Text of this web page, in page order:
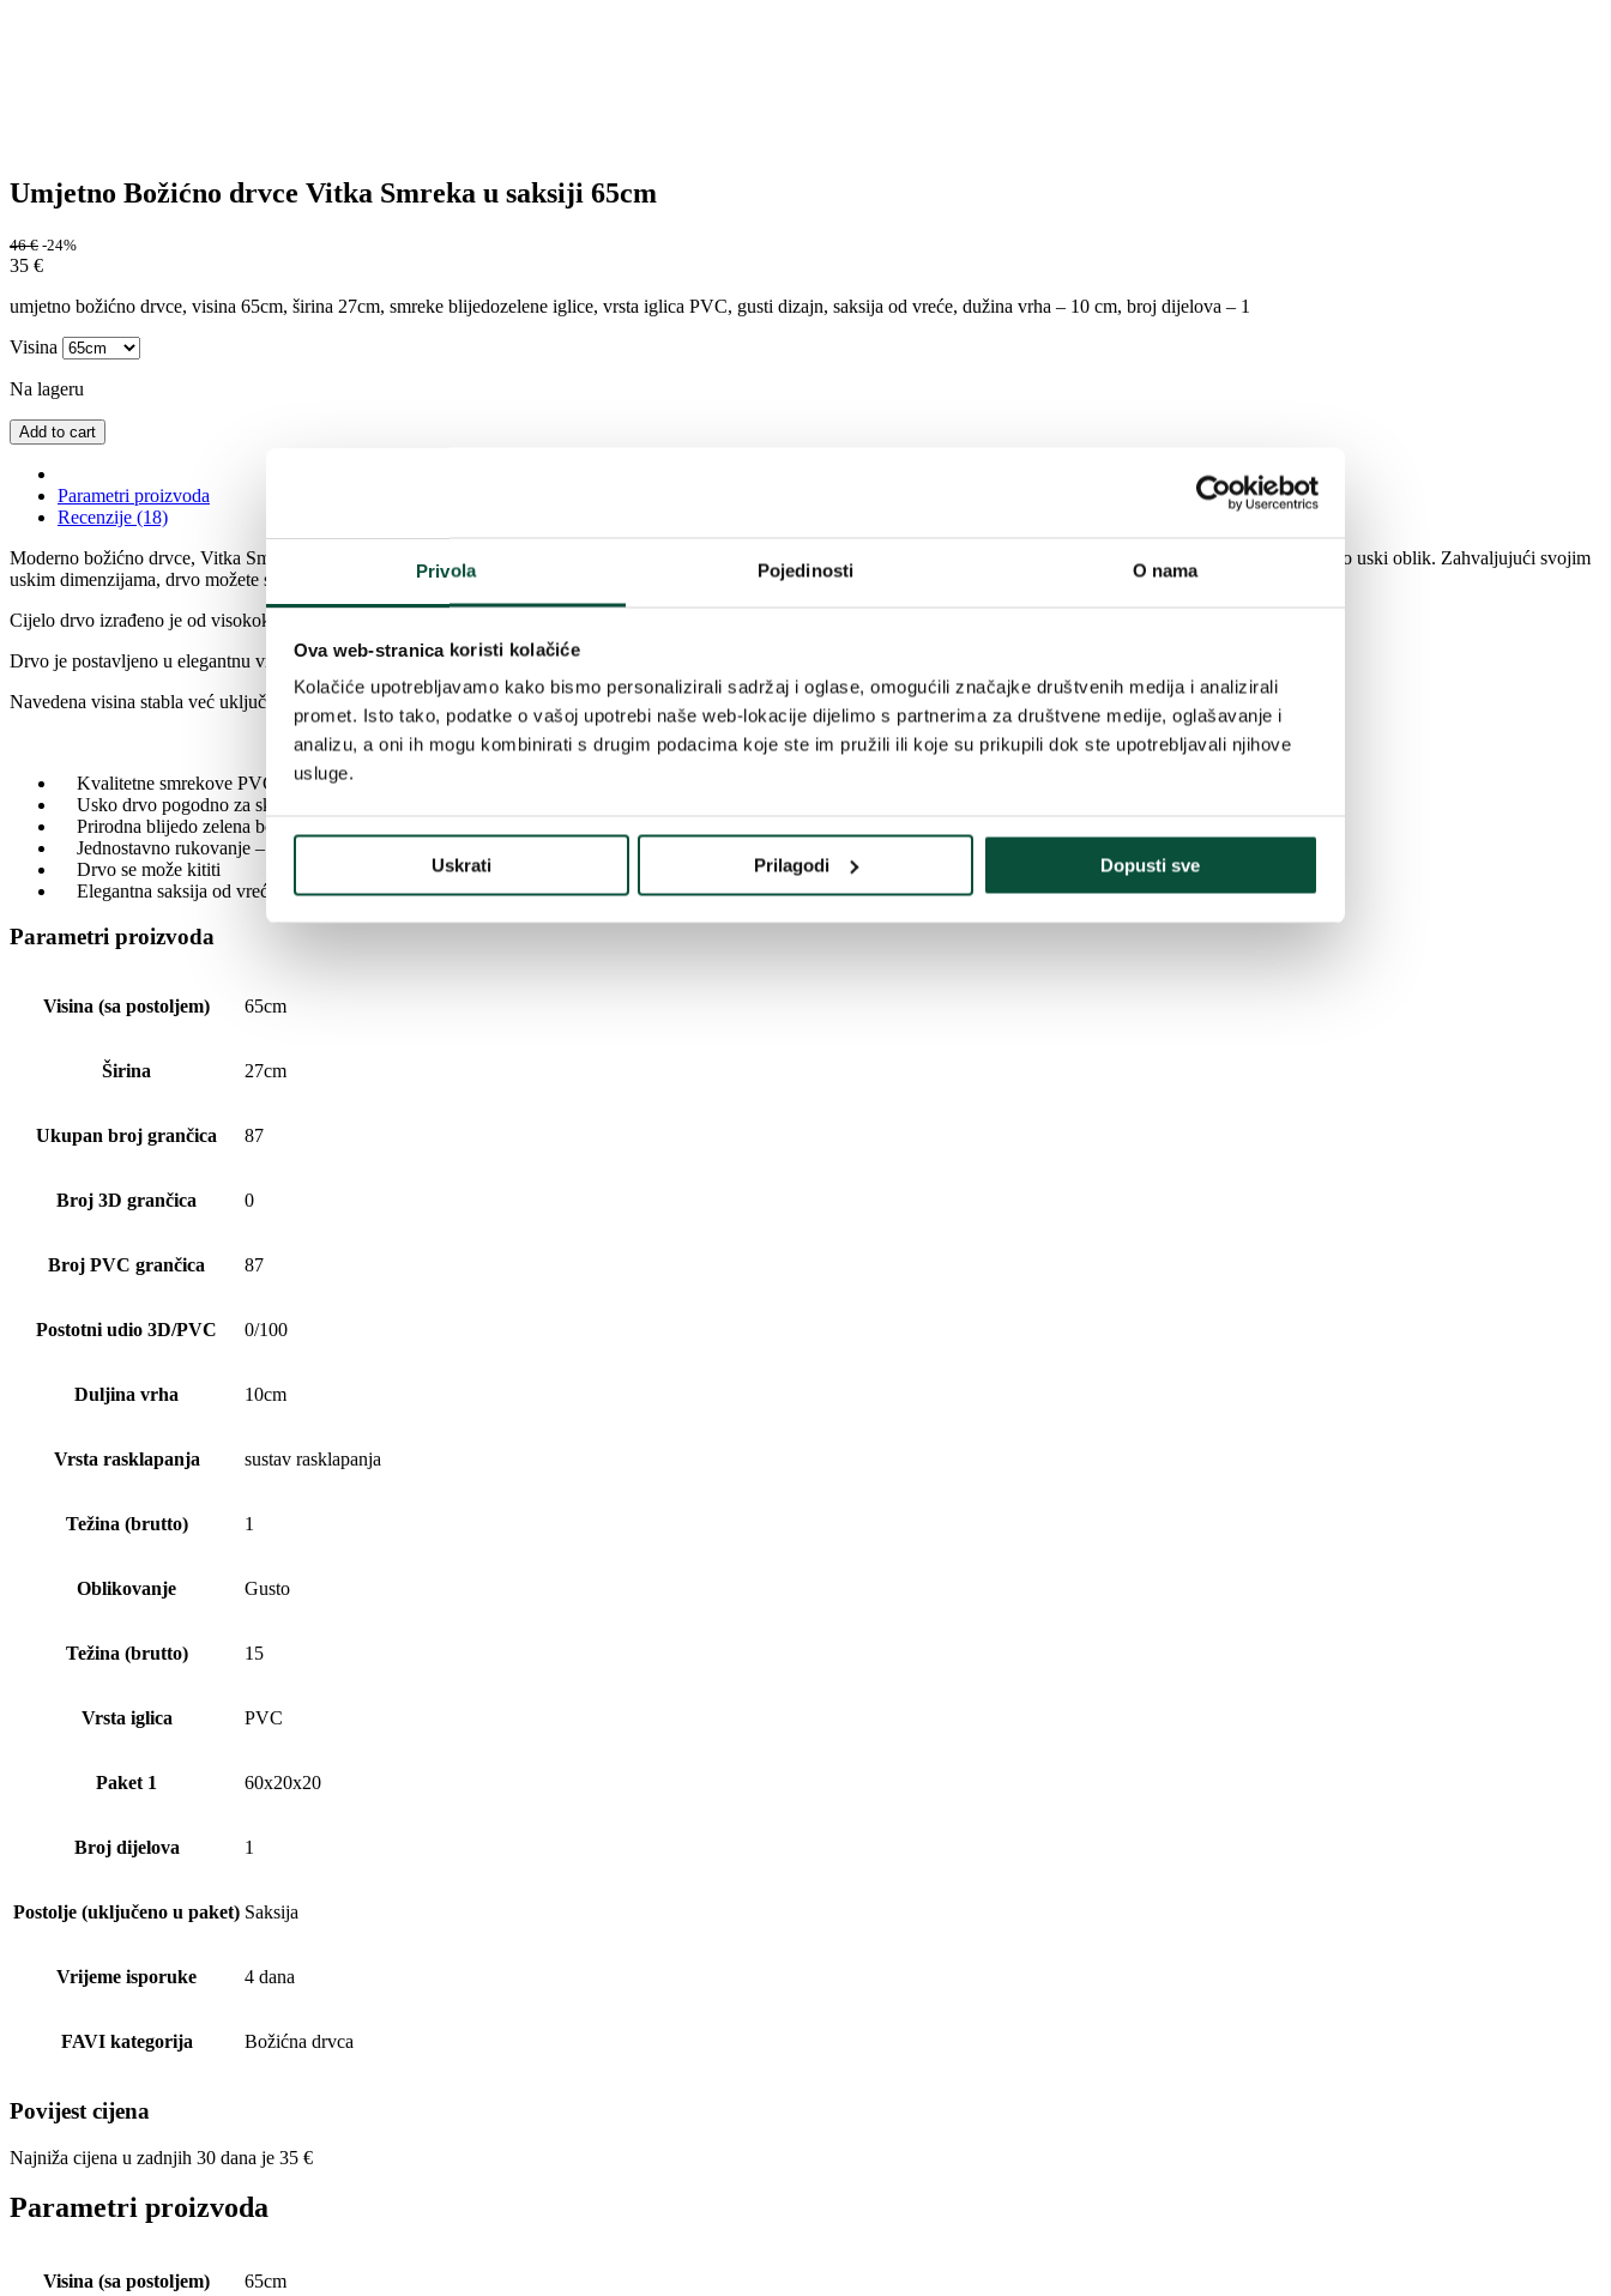
Privola Pojedinosti O nama
Ova web-stranica koristi kolačiće
Kolačiće upotrebljavamo kako bismo personalizirali sadržaj i oglase, omogućili značajke društvenih medija i analizirali
promet. Isto tako, podatke o vašoj upotrebi naše web-lokacije dijelimo s partnerima za društvene medije, oglašavanje i
analizu, a oni ih mogu kombinirati s drugim podacima koje ste im pružili ili koje su prikupili dok ste upotrebljavali njihove
usluge.
Uskrati Prilagodi Dopusti sve
Umjetno Božićno drvce Vitka Smreka u saksiji 65cm
46€ -24%
35 €
umjetno božićno drvce, visina 65cm, širina 27cm, smreke blijedozelene iglice, vrsta iglica PVC, gusti dizajn, saksija od vreće, dužina vrha – 10 cm, broj dijelova – 1
Visina
Na lageru
Add to cart
Parametri proizvoda
Recenzije (18)
Moderno božićno drvce, Vitka Smreka u saksiji, uklapa se u svaku prostoriju u kojoj želite dočarati božićni ugođaj. Karakteriziraju visokokvalitetne, blijedozelene PVC igle i vrlo uski oblik. Zahvaljujući svojim
uskim dimenzijama, drvo možete smjestiti bilo gdje.
Cijelo drvo izrađeno je od visokokvalitetnih materijala. Cijelo drvo sastoji se od samo jednog dijela, zahvaljujući kojem ga možete lako rastaviti i vratiti u kutiju.
Drvo je postavljeno u elegantnu vrećicu.
Navedena visina stabla već uključuje i saksiju !!!
Kvalitetne smrekove PVC grančice
Usko drvo pogodno za skučene prostore
Prirodna blijedo zelena boja drveta
Jednostavno rukovanje – lako ga možete sklopiti i vratiti u kutiju
Drvo se može kititi
Elegantna saksija od vreća
Parametri proizvoda
Visina (sa postoljem) 65cm
Širina 27cm
Ukupan broj grančica 87
Broj 3D grančica 0
Broj PVC grančica 87
Postotni udio 3D/PVC 0/100
Duljina vrha 10cm
Vrsta rasklapanja sustav rasklapanja
Težina (brutto) 1
Oblikovanje Gusto
Težina (brutto) 15
Vrsta iglica PVC
Paket 1 60x20x20
Broj dijelova 1
Postolje (uključeno u paket) Saksija
Vrijeme isporuke 4 dana
FAVI kategorija Božićna drvca
Povijest cijena
Najniža cijena u zadnjih 30 dana je 35 €
Parametri proizvoda
Visina (sa postoljem) 65cm